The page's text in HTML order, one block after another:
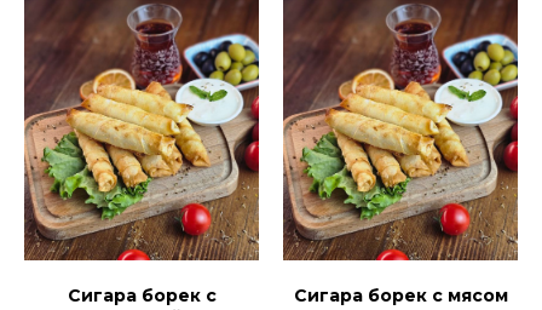
Сигара борек с
Сигара борек с мясом